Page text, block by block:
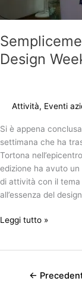
Design
Attività, Eventi
Si è appena
settimana che ha
Tortona
edizione ha avuto
di attività con il tema
all’essenza del
Leggi tutto »
←